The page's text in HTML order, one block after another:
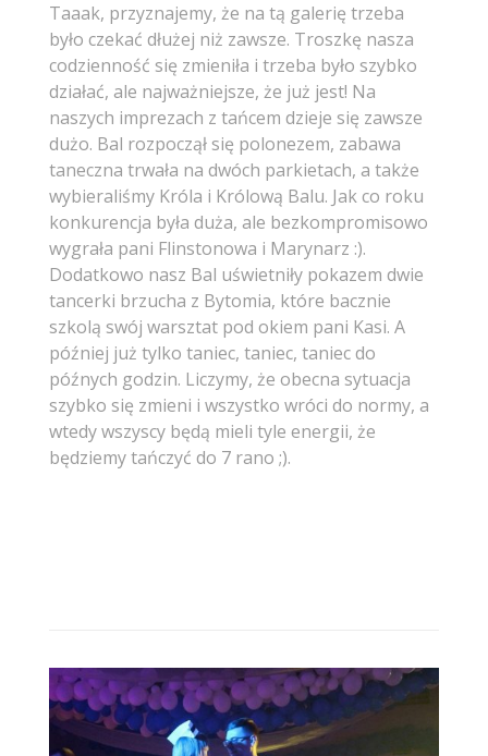
Taaak, przyznajemy, że na tą galerię trzeba
było czekać dłużej niż zawsze. Troszkę nasza
codzienność się zmieniła i trzeba było szybko
działać, ale najważniejsze, że już jest! Na
naszych imprezach z tańcem dzieje się zawsze
dużo. Bal rozpoczął się polonezem, zabawa
taneczna trwała na dwóch parkietach, a także
wybieraliśmy Króla i Królową Balu. Jak co roku
konkurencja była duża, ale bezkompromisowo
wygrała pani Flinstonowa i Marynarz :).
Dodatkowo nasz Bal uświetniły pokazem dwie
tancerki brzucha z Bytomia, które bacznie
szkolą swój warsztat pod okiem pani Kasi. A
później już tylko taniec, taniec, taniec do
późnych godzin. Liczymy, że obecna sytuacja
szybko się zmieni i wszystko wróci do normy, a
wtedy wszyscy będą mieli tyle energii, że
będziemy tańczyć do 7 rano ;).